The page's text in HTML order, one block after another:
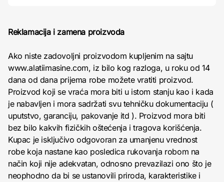
Reklamacija i zamena proizvoda
Ako niste zadovoljni proizvodom kupljenim na sajtu
www.alatiimasine.com, iz bilo kog razloga, u roku od 14
dana od dana prijema robe možete vratiti proizvod.
Proizvod koji se vraća mora biti u istom stanju kao i kada
je nabavljen i mora sadržati svu tehničku dokumentaciju (
uputstvo, garanciju, pakovanje itd ). Proizvod mora biti
bez bilo kakvih fizičkih oštećenja i tragova korišćenja.
Kupac je isključivo odgovoran za umanjenu vrednost
robe koja nastane kao posledica rukovanja robom na
način koji nije adekvatan, odnosno prevazilazi ono što je
neophodno da bi se ustanovili priroda, karakteristike i